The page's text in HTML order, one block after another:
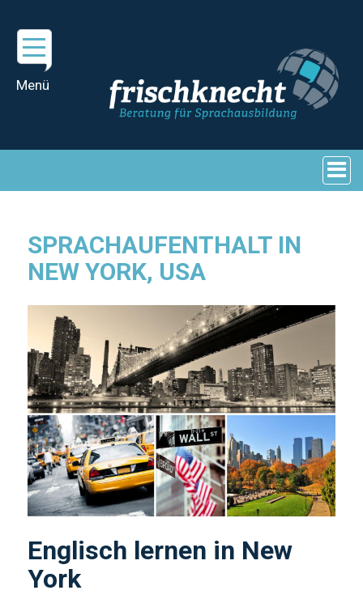
SPRACHAUFENTHALT IN
NEW YORK, USA
Englisch lernen in New
York